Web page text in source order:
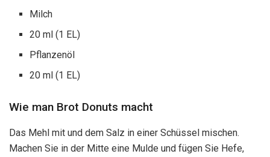
Milch
20 ml (1 EL)
Pflanzenöl
20 ml (1 EL)
Wie man Brot Donuts macht
Das Mehl mit und dem Salz in einer Schüssel mischen.
Machen Sie in der Mitte eine Mulde und fügen Sie Hefe,